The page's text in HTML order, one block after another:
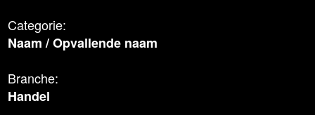
Categorie:
Naam /Opvallende naam
Branche:
Handel